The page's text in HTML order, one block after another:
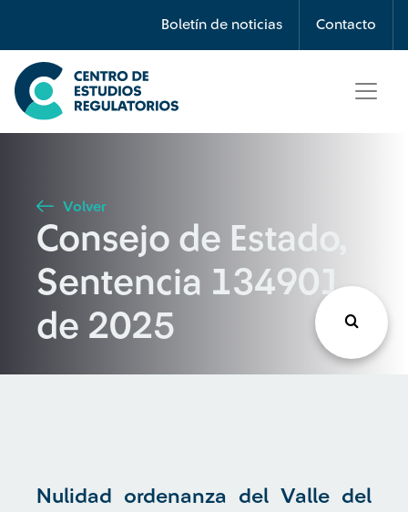
Boletín de noticias Contacto
Búsqueda
Seleccione país
Buscar
Volver
Consejo de Estado,
Sentencia 134901
de 2025
Nulidad ordenanza del Valle del